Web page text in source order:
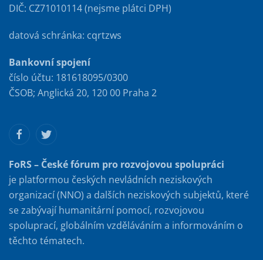
DIČ: CZ71010114 (nejsme plátci DPH)
datová schránka: cqrtzws
Bankovní spojení
číslo účtu: 181618095/0300
ČSOB; Anglická 20, 120 00 Praha 2
FoRS – České fórum pro rozvojovou spolupráci
je platformou českých nevládních neziskových
organizací (NNO) a dalších neziskových subjektů, které
se zabývají humanitární pomocí, rozvojovou
spoluprací, globálním vzděláváním a informováním o
těchto tématech.